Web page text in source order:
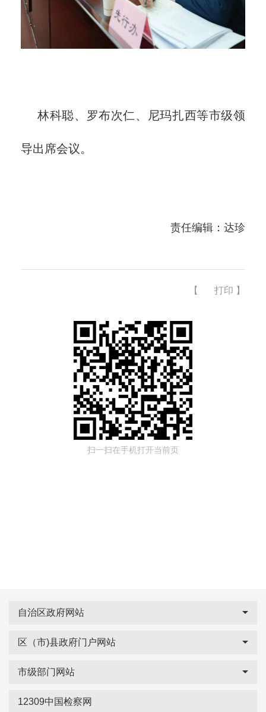
林科聪、罗布次仁、尼玛扎西等市级领
导出席会议。
责任编辑：达珍
【 打印 】
扫一扫在手机打开当前页
自治区政府网站
区（市)县政府门户网站
市级部门网站
12309中国检察网